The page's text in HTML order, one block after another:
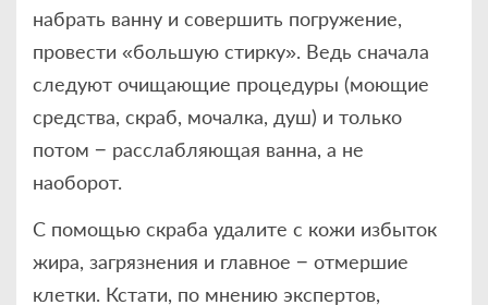
набрать ванну и совершить погружение,
провести «большую стирку». Ведь сначала
следуют очищающие процедуры (моющие
средства, скраб, мочалка, душ) и только
потом − расслабляющая ванна, а не
наоборот.
С помощью скраба удалите с кожи избыток
жира, загрязнения и главное − отмершие
клетки. Кстати, по мнению экспертов,